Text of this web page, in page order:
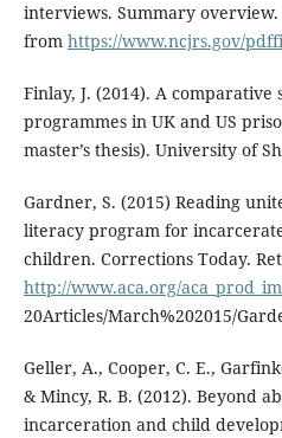
interviews. Summary overview.
from https://www.ncjrs.gov/
Finlay, J. (2014). A
programmes in UK and US
master’s thesis). University of
Gardner, S. (2015) Reading
literacy program for
children. Corrections Today.
http://www.aca.org/
20Articles/March%202015/
Geller, A., Cooper, C. E.,
& Mincy, R. B. (2012). Beyond
incarceration and child